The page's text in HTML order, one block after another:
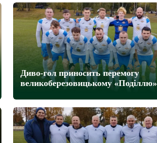
Диво-гол приносить перемогу
великоберезовицькому «Поділлю»